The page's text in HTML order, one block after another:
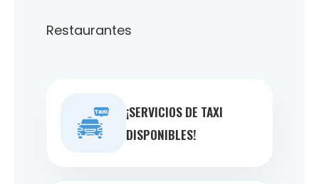
Restaurantes
¡SERVICIOS DE TAXI
DISPONIBLES!